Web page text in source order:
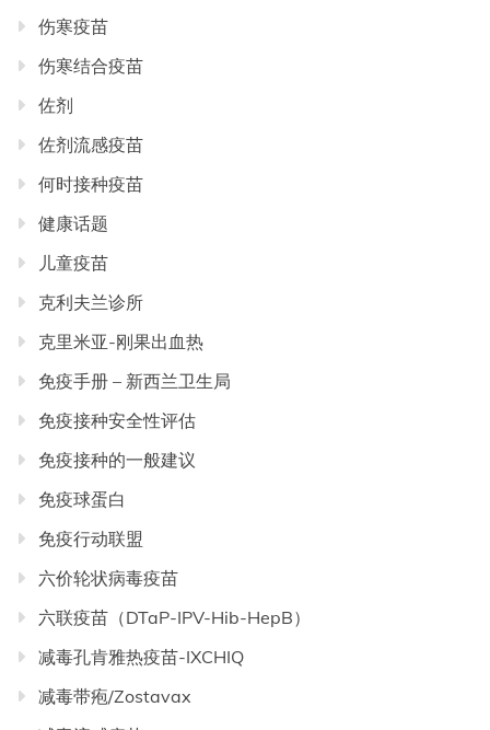
伤寒疫苗
伤寒结合疫苗
佐剂
佐剂流感疫苗
何时接种疫苗
健康话题
儿童疫苗
克利夫兰诊所
克里米亚-刚果出血热
免疫手册 – 新西兰卫生局
免疫接种安全性评估
免疫接种的一般建议
免疫球蛋白
免疫行动联盟
六价轮状病毒疫苗
六联疫苗（DTaP-IPV-Hib-HepB）
减毒孔肯雅热疫苗-IXCHIQ
减毒带疱/Zostavax